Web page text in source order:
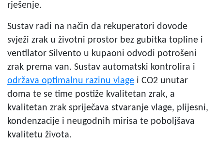
rješenje.
Sustav radi na način da rekuperatori dovode
svježi zrak u životni prostor bez gubitka topline i
ventilator Silvento u kupaoni odvodi potrošeni
zrak prema van. Sustav automatski kontrolira i
održava optimalnu razinu vlage i CO2 unutar
doma te se time postiže kvalitetan zrak, a
kvalitetan zrak spriječava stvaranje vlage, plijesni,
kondenzacije i neugodnih mirisa te poboljšava
kvalitetu života.